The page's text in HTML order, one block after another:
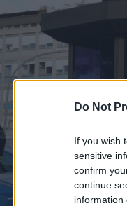
Do Not
If you wish
sensitive
confirm
continue
information